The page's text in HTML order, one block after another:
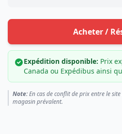
Acheter /
Expédition disponible: Prix
Canada ou Expédibus ainsi
Note:En cas de conflit de prix entre le
magasin prévalent.